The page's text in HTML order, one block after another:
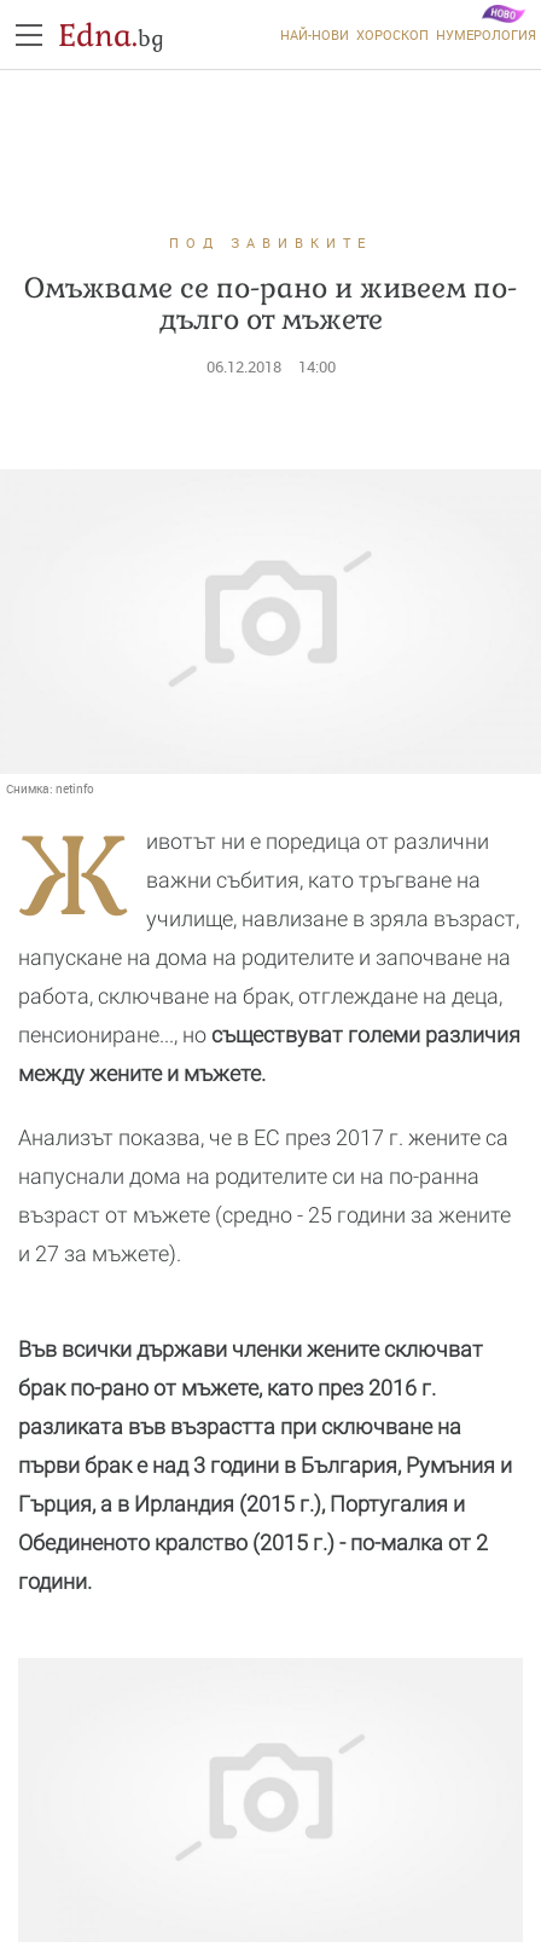
Edna.bg НАЙ-НОВИ ХОРОСКОП НУМЕРОЛОГИЯ
ПОД ЗАВИВКИТЕ
Омъжваме се по-рано и живеем по-
дълго от мъжете
06.12.2018 14:00
Снимка: netinfo
Ж
ивотът ни е поредица от различни
важни събития, като тръгване на
училище, навлизане в зряла възраст,
напускане на дома на родителите и започване на
работа, сключване на брак, отглеждане на деца,
пенсиониране..., носъществуват големи различия
между жените и мъжете.
Анализът показва, че в ЕС през 2017 г. жените са
напуснали дома на родителите си на по-ранна
възраст от мъжете (средно - 25 години за жените
и 27 за мъжете).
Във всички държави членки жените сключват
брак по-рано от мъжете, като през 2016 г.
разликата във възрастта при сключване на
първи брак е над 3 години в България, Румъния и
Гърция, а в Ирландия (2015 г.), Португалия и
Обединеното кралство (2015 г.) - по-малка от 2
години.